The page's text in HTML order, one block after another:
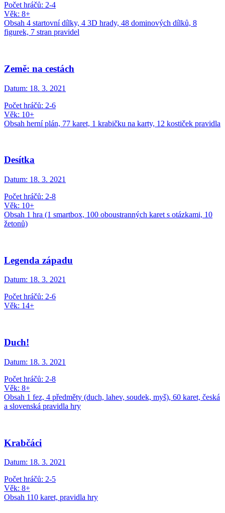
Počet hráčů: 2-4
Věk: 8+
Obsah 4 startovní dílky, 4 3D hrady, 48 dominových dílků, 8
figurek, 7 stran pravidel
Země: na cestách
Datum: 18. 3. 2021
Počet hráčů: 2-6
Věk: 10+
Obsah herní plán, 77 karet, 1 krabičku na karty, 12 kostiček pravidla
Desítka
Datum: 18. 3. 2021
Počet hráčů: 2-8
Věk: 10+
Obsah 1 hra (1 smartbox, 100 oboustranných karet s otázkami, 10
žetonů)
Legenda západu
Datum: 18. 3. 2021
Počet hráčů: 2-6
Věk: 14+
Duch!
Datum: 18. 3. 2021
Počet hráčů: 2-8
Věk: 8+
Obsah 1 fez, 4 předměty (duch, lahev, soudek, myš), 60 karet, česká
a slovenská pravidla hry
Krabčáci
Datum: 18. 3. 2021
Počet hráčů: 2-5
Věk: 8+
Obsah 110 karet, pravidla hry